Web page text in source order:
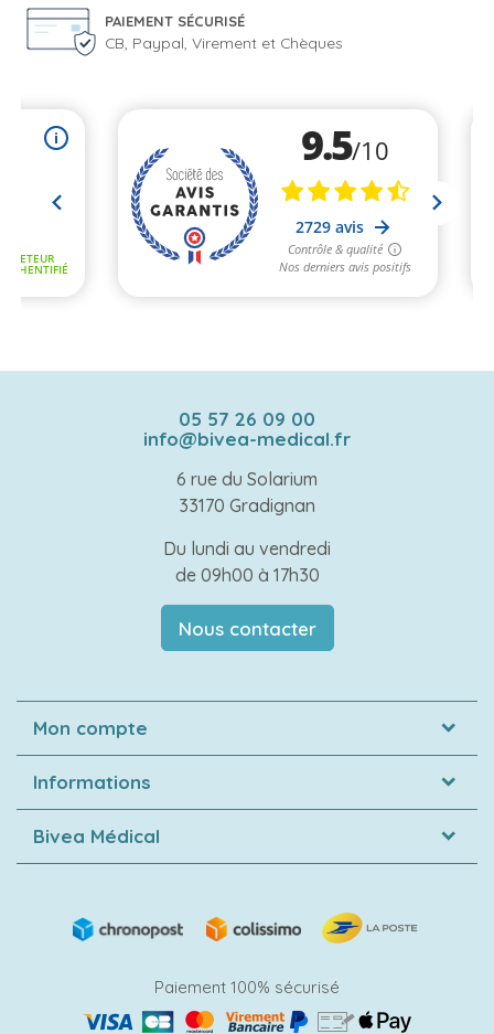
PAIEMENT SÉCURISÉ
CB, Paypal, Virement et Chèques
05 57 26 09 00
info@bivea-medical.fr
6 rue du Solarium
33170 Gradignan
Du lundi au vendredi
de 09h00 à 17h30
Nous contacter
Mon compte
Informations
Bivea Médical
Paiement 100% sécurisé